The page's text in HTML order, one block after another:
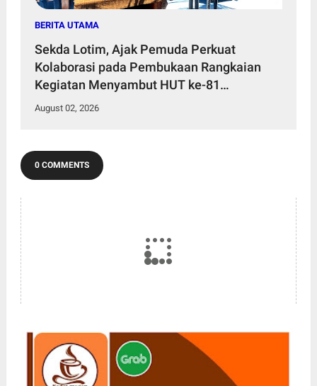
BERITA UTAMA
Sekda Lotim, Ajak Pemuda Perkuat
Kolaborasi pada Pembukaan Rangkaian
Kegiatan Menyambut HUT ke-81
Kemerdekaan RI di Desa Surabaya Utara
August 02, 2026
0 COMMENTS